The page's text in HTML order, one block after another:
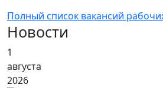
Полный список вакансий
Новости
1
августа
2026